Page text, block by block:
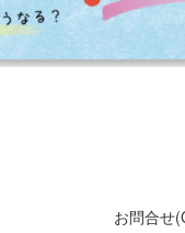
お問合せ